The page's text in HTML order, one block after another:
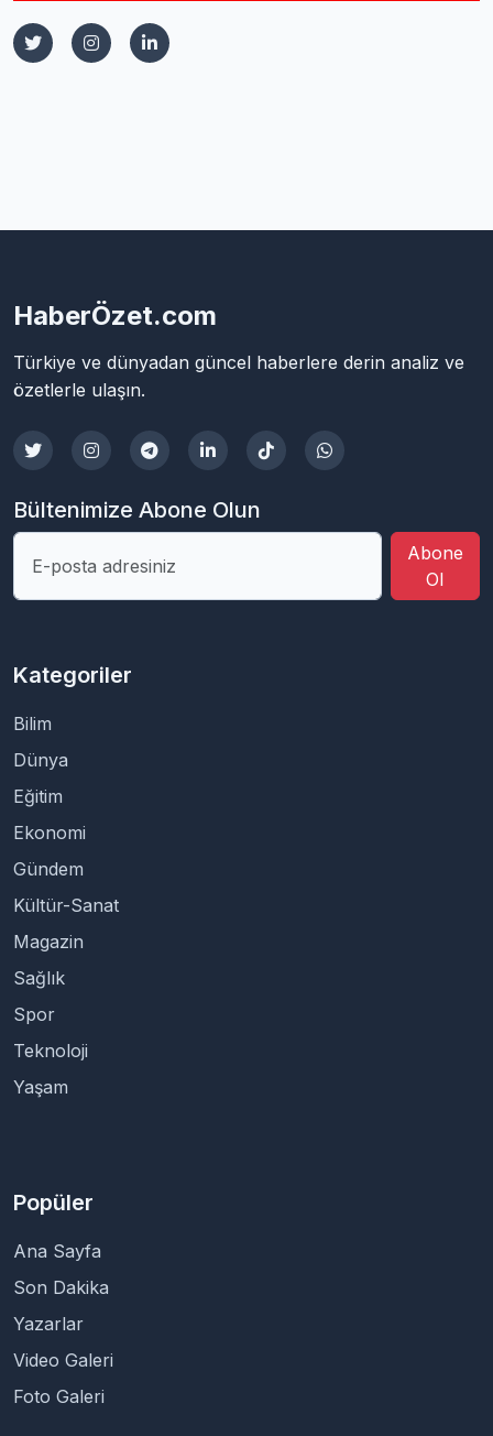
HaberÖzet.com
Türkiye ve dünyadan güncel haberlere derin analiz ve
özetlerle ulaşın.
Bültenimize Abone Olun
Abone
Ol
Kategoriler
Bilim
Dünya
Eğitim
Ekonomi
Gündem
Kültür-Sanat
Magazin
Sağlık
Spor
Teknoloji
Yaşam
Popüler
Ana Sayfa
Son Dakika
Yazarlar
Video Galeri
Foto Galeri